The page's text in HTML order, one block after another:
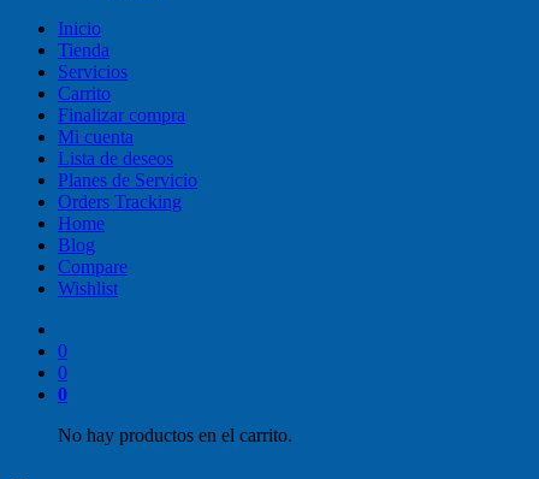
Inicio
Tienda
Servicios
Carrito
Finalizar compra
Mi cuenta
Lista de deseos
Planes de Servicio
Orders Tracking
Home
Blog
Compare
Wishlist
0
0
0
No hay productos en el carrito.